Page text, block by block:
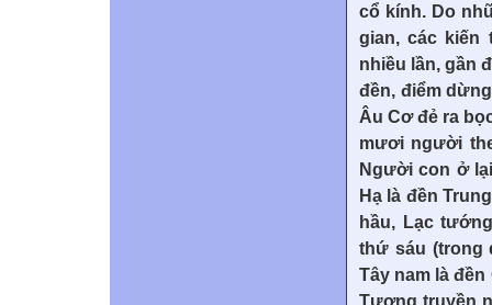
cổ kính. Do
gian, các
nhiều lần, gần
đền, điểm
Âu Cơ đẻ ra
mươi người
Người con ở
Hạ là đền
hầu, Lạc
thứ sáu (trong
Tây nam là
Tương truyền